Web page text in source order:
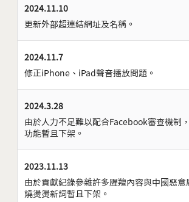
2024.11.10
更新外部超連結網址及名稱。
2024.11.7
修正iPhone、iPad聲音播放問題。
2024.3.28
由於人力不足難以配合Facebook審查機制
功能暫且下架。
2023.11.13
由於貢獻紀錄參雜許多腥羶內容與中國惡意
燒燙燙新詞暫且下架。